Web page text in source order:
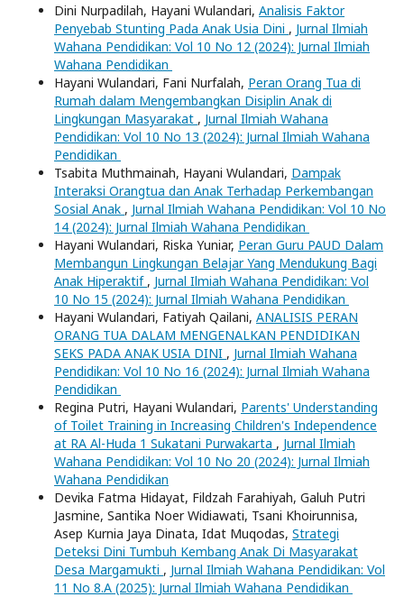
Dini Nurpadilah, Hayani Wulandari, Analisis Faktor
Penyebab Stunting Pada Anak Usia Dini , Jurnal Ilmiah
Wahana Pendidikan: Vol 10 No 12 (2024): Jurnal Ilmiah
Wahana Pendidikan
Hayani Wulandari, Fani Nurfalah, Peran Orang Tua di
Rumah dalam Mengembangkan Disiplin Anak di
Lingkungan Masyarakat , Jurnal Ilmiah Wahana
Pendidikan: Vol 10 No 13 (2024): Jurnal Ilmiah Wahana
Pendidikan
Tsabita Muthmainah, Hayani Wulandari, Dampak
Interaksi Orangtua dan Anak Terhadap Perkembangan
Sosial Anak , Jurnal Ilmiah Wahana Pendidikan: Vol 10 No
14 (2024): Jurnal Ilmiah Wahana Pendidikan
Hayani Wulandari, Riska Yuniar, Peran Guru PAUD Dalam
Membangun Lingkungan Belajar Yang Mendukung Bagi
Anak Hiperaktif , Jurnal Ilmiah Wahana Pendidikan: Vol
10 No 15 (2024): Jurnal Ilmiah Wahana Pendidikan
Hayani Wulandari, Fatiyah Qailani, ANALISIS PERAN
ORANG TUA DALAM MENGENALKAN PENDIDIKAN
SEKS PADA ANAK USIA DINI , Jurnal Ilmiah Wahana
Pendidikan: Vol 10 No 16 (2024): Jurnal Ilmiah Wahana
Pendidikan
Regina Putri, Hayani Wulandari, Parents' Understanding
of Toilet Training in Increasing Children's Independence
at RA Al-Huda 1 Sukatani Purwakarta , Jurnal Ilmiah
Wahana Pendidikan: Vol 10 No 20 (2024): Jurnal Ilmiah
Wahana Pendidikan
Devika Fatma Hidayat, Fildzah Farahiyah, Galuh Putri
Jasmine, Santika Noer Widiawati, Tsani Khoirunnisa,
Asep Kurnia Jaya Dinata, Idat Muqodas, Strategi
Deteksi Dini Tumbuh Kembang Anak Di Masyarakat
Desa Margamukti , Jurnal Ilmiah Wahana Pendidikan: Vol
11 No 8.A (2025): Jurnal Ilmiah Wahana Pendidikan